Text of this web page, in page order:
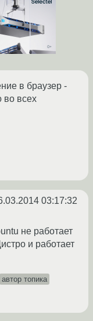
в браузер -
во всех
03:17:32
не работает
и работает
автор топика